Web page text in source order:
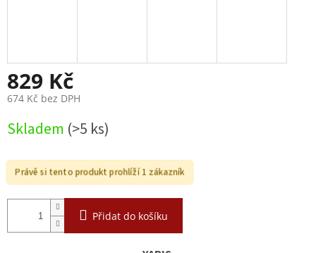
829 Kč
674 Kč bez DPH
cena:
Skladem (>5 ks)
Právě si tento produkt prohlíží 1 zákazník
Přidat do košíku